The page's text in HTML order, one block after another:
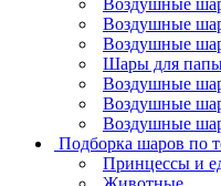
Воздушные
Воздушные
Шары для
Воздушные
Воздушные
Воздушные
Подборка шаров по
Принцессы и